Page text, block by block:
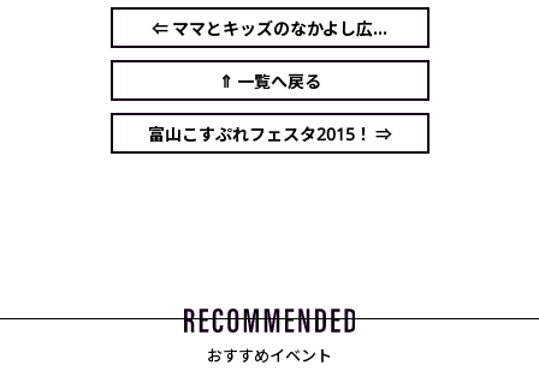
⇐ ママとキッズのなかよし広...
⇑ 一覧へ戻る
富山こすぷれフェスタ2015！ ⇒
おすすめイベント